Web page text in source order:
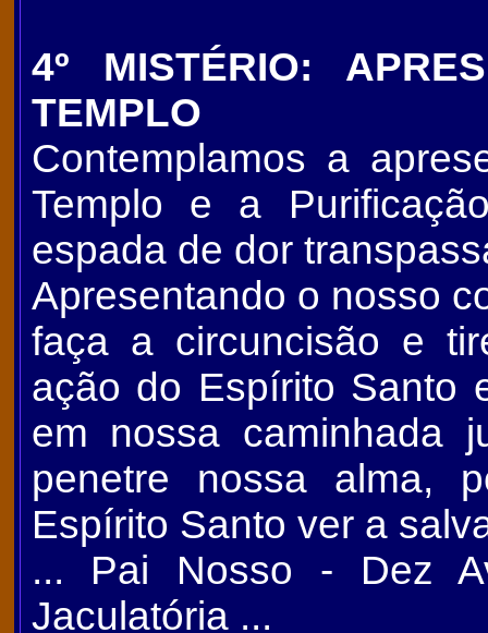
4º MISTÉRIO:
TEMPLO
Contemplamos a
Templo e a
espada de dor
Apresentando o nosso
faça a circuncisão e
ação do Espírito Santo
em nossa caminhada
penetre nossa alma,
Espírito Santo ver a
... Pai Nosso - Dez
Jaculatória ...